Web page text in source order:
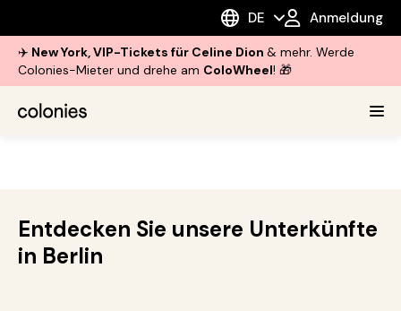
DE Anmeldung
✈️ New York, VIP-Tickets für Celine Dion & mehr. Werde
Colonies-Mieter und drehe am ColoWheel! 🎁
Entdecken Sie unsere Unterkünfte
in Berlin